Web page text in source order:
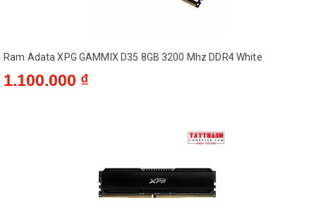
Ram Adata XPG GAMMIX D35 8GB 3200 Mhz DDR4 White
1.100.000 ₫